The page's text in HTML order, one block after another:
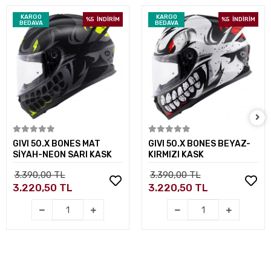
KARGO
BEDAVA
%5 İNDİRİM
Sepete Ekle
GIVI 50.X BONES MAT
SİYAH-NEON SARI KASK
3.390,00 TL
3.220,50 TL
KARGO
BEDAVA
%5 İNDİRİM
Sepete Ekle
GIVI 50.X BONES BEYAZ-
KIRMIZI KASK
3.390,00 TL
3.220,50 TL